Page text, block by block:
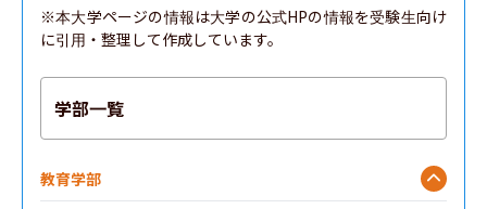
※本大学ページの情報は大学の公式HPの情報を受験生向け
に引用・整理して作成しています。
学部一覧
教育学部